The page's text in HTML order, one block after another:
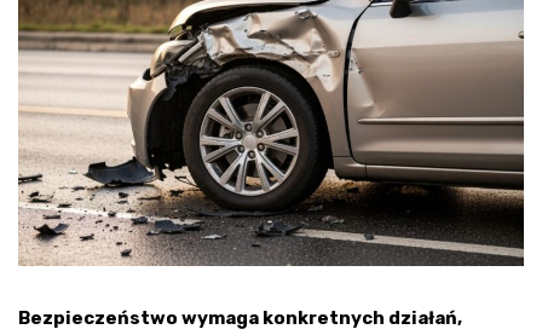
Bezpieczeństwo wymaga konkretnych działań,